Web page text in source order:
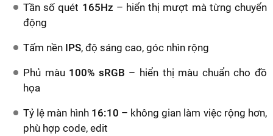
Tần số quét 165Hz – hiển thị mượt mà từng chuyển
động
Tấm nền IPS, độ sáng cao, góc nhìn rộng
Phủ màu 100% sRGB – hiển thị màu chuẩn cho đồ
họa
Tỷ lệ màn hình 16:10 – không gian làm việc rộng hơn,
phù hợp code, edit